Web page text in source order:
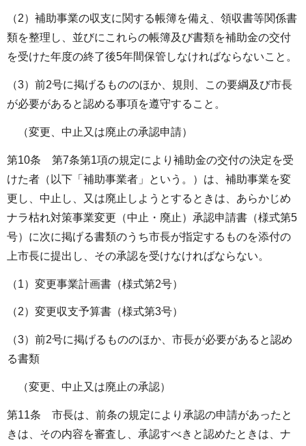
（2）補助事業の収支に関する帳簿を備え、領収書等関係書
類を整理し、並びにこれらの帳簿及び書類を補助金の交付
を受けた年度の終了後5年間保管しなければならないこと。
（3）前2号に掲げるもののほか、規則、この要綱及び市長
が必要があると認める事項を遵守すること。
（変更、中止又は廃止の承認申請）
第10条 第7条第1項の規定により補助金の交付の決定を受
けた者（以下「補助事業者」という。）は、補助事業を変
更し、中止し、又は廃止しようとするときは、あらかじめ
ナラ枯れ対策事業変更（中止・廃止）承認申請書（様式第5
号）に次に掲げる書類のうち市長が指定するものを添付の
上市長に提出し、その承認を受けなければならない。
（1）変更事業計画書（様式第2号）
（2）変更収支予算書（様式第3号）
（3）前2号に掲げるもののほか、市長が必要があると認め
る書類
（変更、中止又は廃止の承認）
第11条 市長は、前条の規定により承認の申請があったと
きは、その内容を審査し、承認すべきと認めたときは、ナ